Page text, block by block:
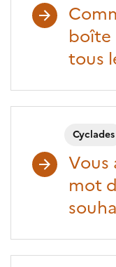
boîte
tous
Cyclades
Vous
mot